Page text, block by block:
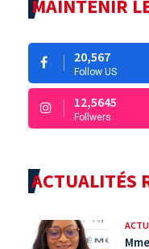
MAINTENIR
20,567
Follow US
12,5645
Follwers
ACTUALITÉS